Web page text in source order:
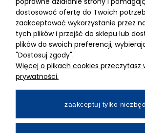
MIMARI sp z o.o.
ul. Kurkowa 12
50-210 Wrocław
Dane rejestracyjne
NIP:8982325327
Wpłacony w całości
dostosować ofertę do Twoich
zaakceptować wykorzystanie przez
tych plików i przejść do sklepu lub
plików do swoich preferencji,
"Dostosuj zgody".
Więcej o plikach cookies przeczytasz
prywatności.
zaakceptuj tylko